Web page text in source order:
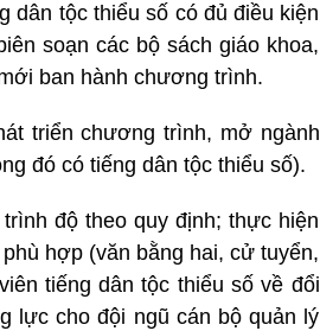
dân tộc thiểu số có đủ điều kiện
soạn các bộ sách giáo khoa,
ban hành chương trình.
triển chương trình, mở ngành
đó có tiếng dân tộc thiểu số).
độ theo quy định; thực hiện
hợp (văn bằng hai, cử tuyển,
tiếng dân tộc thiểu số về đổi
lực cho đội ngũ cán bộ quản lý